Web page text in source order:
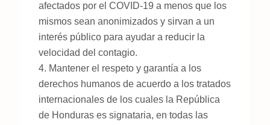
afectados por el COVID-19 a menos que los
mismos sean anonimizados y sirvan a un
interés público para ayudar a reducir la
velocidad del contagio.
Mantener el respeto y garantía a los
derechos humanos de acuerdo a los tratados
internacionales de los cuales la República
de Honduras es signataria, en todas las